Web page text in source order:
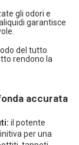
gli odori e
garantisce
del tutto
rendono la
accurata
il potente
per una